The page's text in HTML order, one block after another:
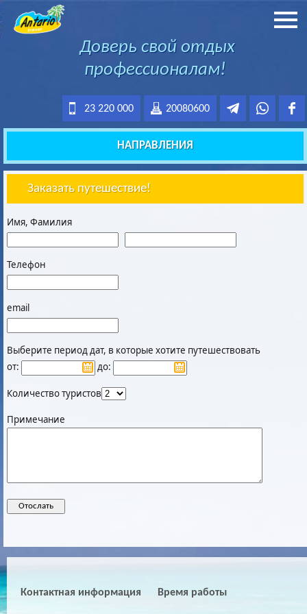
Доверь свой отдых
профессионалам!
20080600
23 220 000
НАПРАВЛЕНИЯ
Заказать путешествие!
Имя, Фамилия
Телефон
email
Выберите период дат, в которые хотите путешествовать
от:
до:
Количество туристов
Примечание
Контактная информация Время работы